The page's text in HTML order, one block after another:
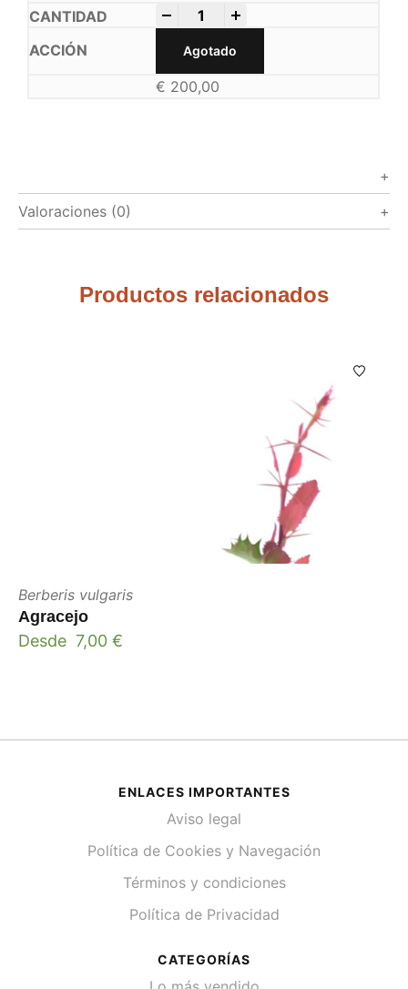
Agotado
€ 200,00
Valoraciones (0)
Productos relacionados
Berberis vulgaris
Agracejo
Desde 7,00 €
ENLACES IMPORTANTES
Aviso legal
Política de Cookies y Navegación
Términos y condiciones
Política de Privacidad
CATEGORÍAS